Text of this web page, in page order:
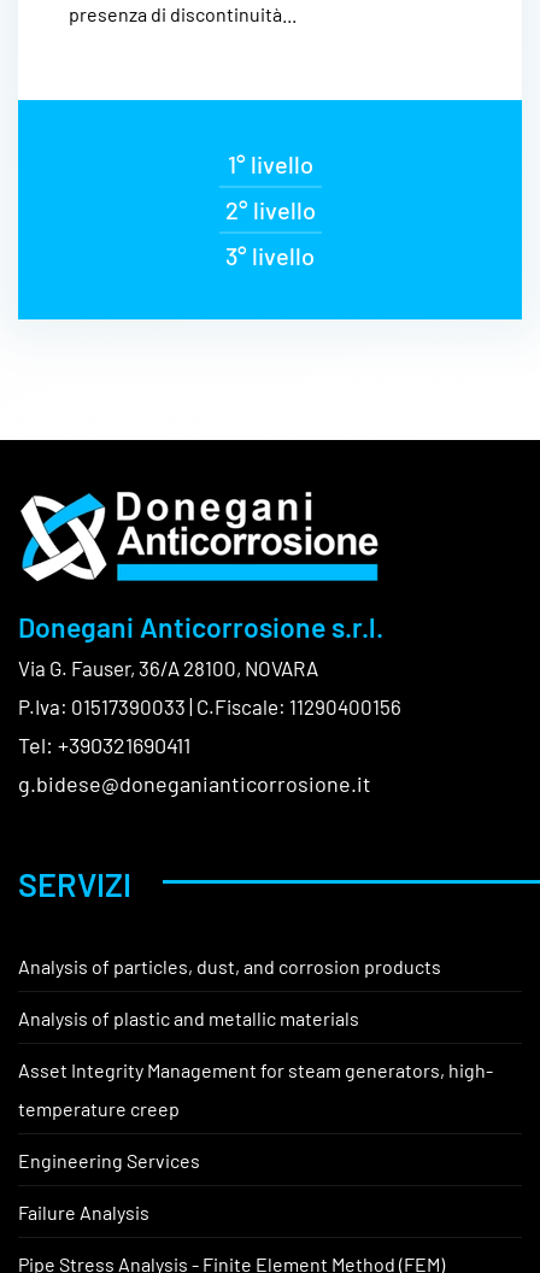
presenza di discontinuità...
1° livello
2° livello
3° livello
Donegani Anticorrosione s.r.l.
Via G. Fauser, 36/A 28100, NOVARA
P.Iva: 01517390033 | C.Fiscale: 11290400156
Tel: +390321690411
g.bidese@doneganianticorrosione.it
SERVIZI
Analysis of particles, dust, and corrosion products
Analysis of plastic and metallic materials
Asset Integrity Management for steam generators, high-
temperature creep
Engineering Services
Failure Analysis
Pipe Stress Analysis - Finite Element Method (FEM)